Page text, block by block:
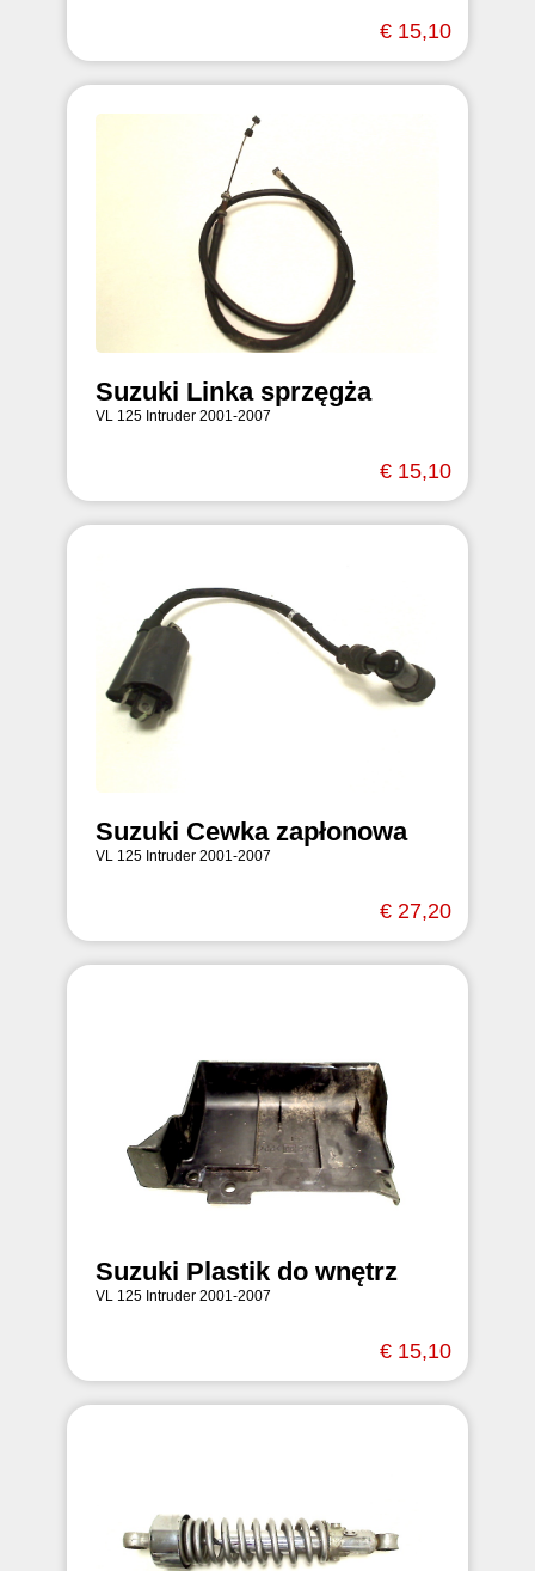
€ 15,10
Suzuki Linka sprzęgża
VL 125 Intruder 2001-2007
€ 15,10
Suzuki Cewka zapłonowa
VL 125 Intruder 2001-2007
€ 27,20
Suzuki Plastik do wnętrz
VL 125 Intruder 2001-2007
€ 15,10